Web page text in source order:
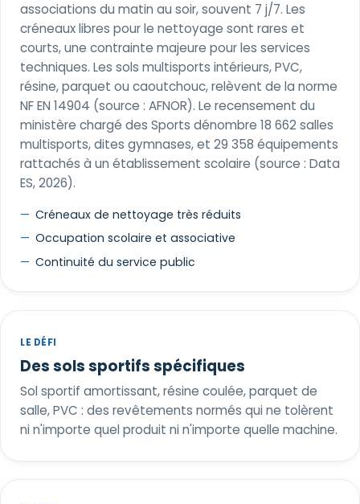
associations du matin au soir, souvent 7 j/7. Les
créneaux libres pour le nettoyage sont rares et
courts, une contrainte majeure pour les services
techniques. Les sols multisports intérieurs, PVC,
résine, parquet ou caoutchouc, relèvent de la norme
NF EN 14904 (source : AFNOR). Le recensement du
ministère chargé des Sports dénombre 18 662 salles
multisports, dites gymnases, et 29 358 équipements
rattachés à un établissement scolaire (source : Data
ES, 2026).
Créneaux de nettoyage très réduits
Occupation scolaire et associative
Continuité du service public
LE DÉFI
Des sols sportifs spécifiques
Sol sportif amortissant, résine coulée, parquet de
salle, PVC : des revêtements normés qui ne tolèrent
ni n'importe quel produit ni n'importe quelle machine.